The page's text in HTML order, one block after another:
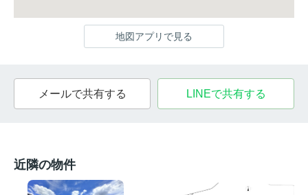
地図アプリで見る
メールで共有する LINEで共有する
近隣の物件